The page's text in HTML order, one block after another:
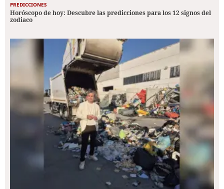
PREDICCIONES
Horóscopo de hoy: Descubre las predicciones para los 12 signos del
zodiaco